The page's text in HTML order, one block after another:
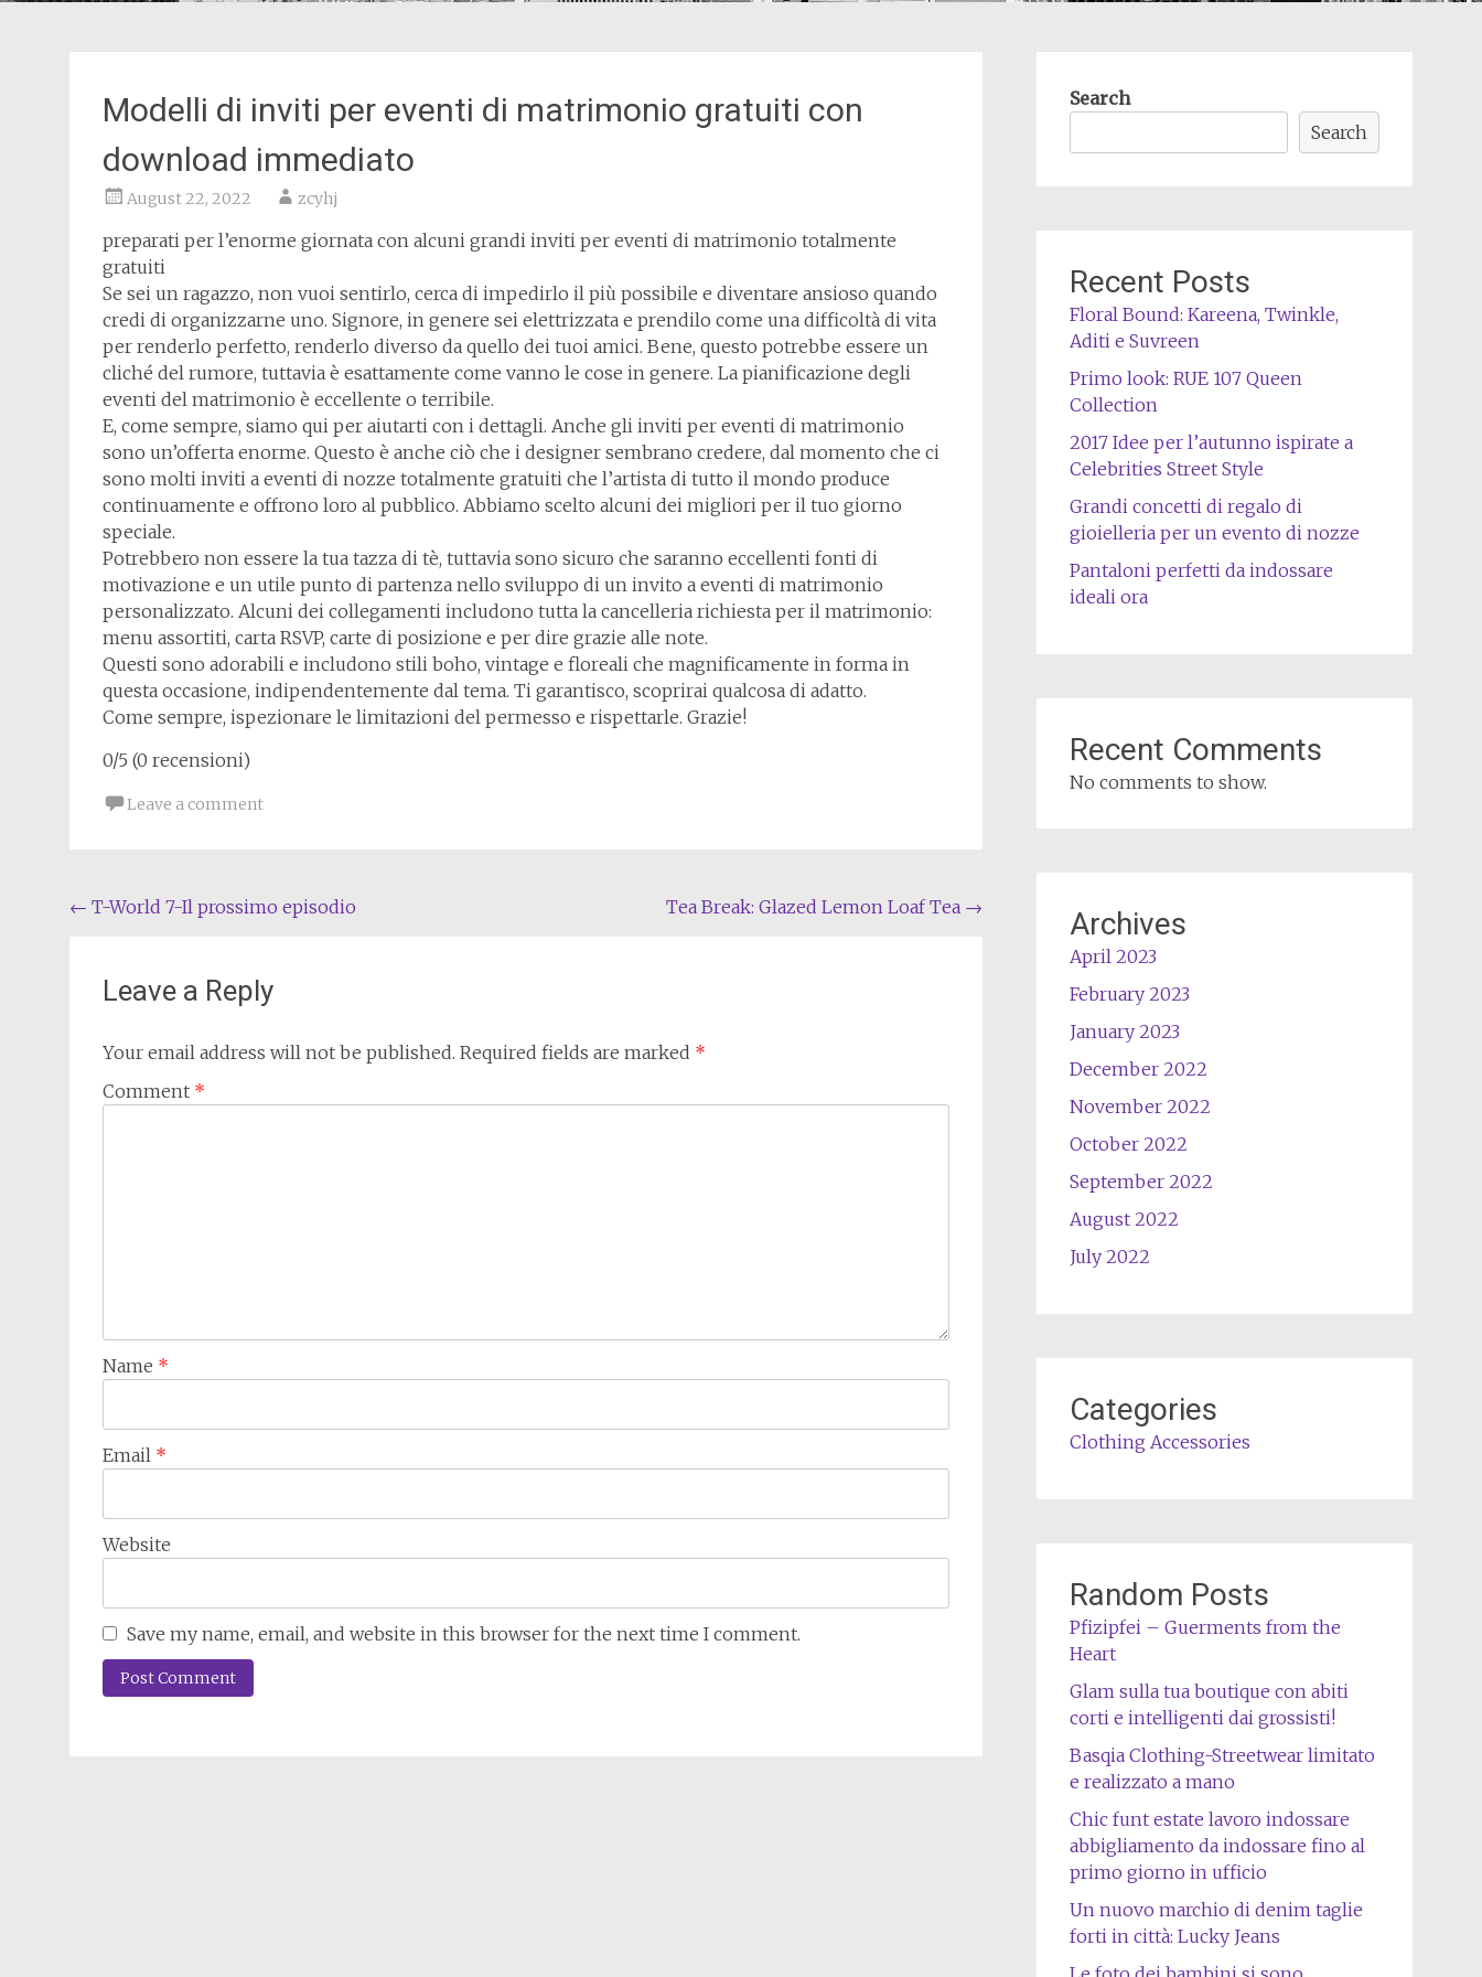
Modelli di inviti per eventi di matrimonio gratuiti con
download immediato
August 22, 2022 zcyhj
preparati per l’enorme giornata con alcuni grandi inviti per eventi di matrimonio totalmente
gratuiti
Se sei un ragazzo, non vuoi sentirlo, cerca di impedirlo il più possibile e diventare ansioso quando
credi di organizzarne uno. Signore, in genere sei elettrizzata e prendilo come una difficoltà di vita
per renderlo perfetto, renderlo diverso da quello dei tuoi amici. Bene, questo potrebbe essere un
cliché del rumore, tuttavia è esattamente come vanno le cose in genere. La pianificazione degli
eventi del matrimonio è eccellente o terribile.
E, come sempre, siamo qui per aiutarti con i dettagli. Anche gli inviti per eventi di matrimonio
sono un’offerta enorme. Questo è anche ciò che i designer sembrano credere, dal momento che ci
sono molti inviti a eventi di nozze totalmente gratuiti che l’artista di tutto il mondo produce
continuamente e offrono loro al pubblico. Abbiamo scelto alcuni dei migliori per il tuo giorno
speciale.
Potrebbero non essere la tua tazza di tè, tuttavia sono sicuro che saranno eccellenti fonti di
motivazione e un utile punto di partenza nello sviluppo di un invito a eventi di matrimonio
personalizzato. Alcuni dei collegamenti includono tutta la cancelleria richiesta per il matrimonio:
menu assortiti, carta RSVP, carte di posizione e per dire grazie alle note.
Questi sono adorabili e includono stili boho, vintage e floreali che magnificamente in forma in
questa occasione, indipendentemente dal tema. Ti garantisco, scoprirai qualcosa di adatto.
Come sempre, ispezionare le limitazioni del permesso e rispettarle. Grazie!
0/5 (0 recensioni)
Leave a comment
Post
← T-World 7-Il prossimo episodio Tea Break: Glazed Lemon Loaf Tea →
Leave a Reply
Your email address will not be published. Required fields are marked *
Comment *
Name *
Email *
Website
Save my name, email, and website in this browser for the next time I comment.
Search
Search
Recent Posts
Floral Bound: Kareena, Twinkle,
Aditi e Suvreen
Primo look: RUE 107 Queen
Collection
2017 Idee per l’autunno ispirate a
Celebrities Street Style
Grandi concetti di regalo di
gioielleria per un evento di nozze
Pantaloni perfetti da indossare
ideali ora
Recent Comments
No comments to show.
Archives
April 2023
February 2023
January 2023
December 2022
November 2022
October 2022
September 2022
August 2022
July 2022
Categories
Clothing Accessories
Random Posts
Pfizipfei – Guerments from the
Heart
Glam sulla tua boutique con abiti
corti e intelligenti dai grossisti!
Basqia Clothing-Streetwear limitato
e realizzato a mano
Chic funt estate lavoro indossare
abbigliamento da indossare fino al
primo giorno in ufficio
Un nuovo marchio di denim taglie
forti in città: Lucky Jeans